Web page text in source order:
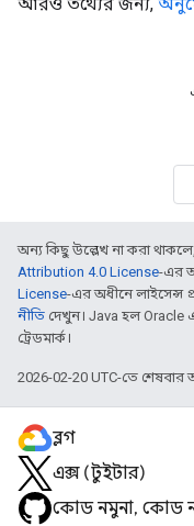
অন্য কিছু উল্লেখ না করা
Attribution 4.0 License-এর
License-এর অধীনে লাইসেন্স
নীতি দেখুন। Java হল Oracle
ট্রেডমার্ক।
2026-02-20 UTC-তে
ব্লগ
এক্স (টুইটার)
কোড নমুনা, কোড